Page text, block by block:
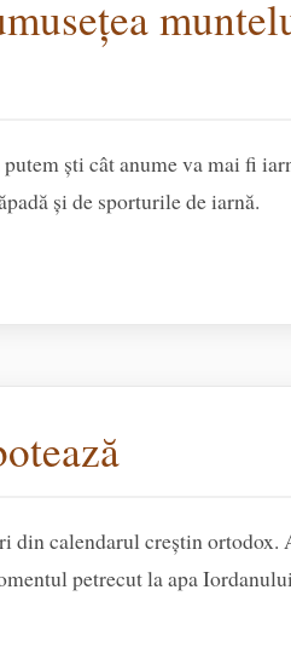
ști cât anume va mai fi
și de sporturile de iarnă.
din calendarul creștin ortodox.
petrecut la apa